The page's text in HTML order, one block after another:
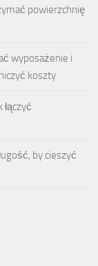
powierzchnię
wyposażenie i
koszty
łączyć
by cieszyć